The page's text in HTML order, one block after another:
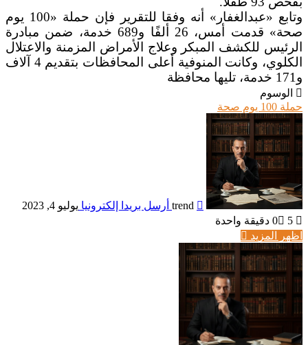
وتابع «عبدالغفار» أنه وفقا للتقرير فإن حملة «100 يوم
صحة» قدمت أمس، 26 ألفًا و689 خدمة، ضمن مبادرة
الرئيس للكشف المبكر وعلاج الأمراض المزمنة والاعتلال
الكلوي، وكانت المنوفية أعلى المحافظات بتقديم 4 آلاف
و171 خدمة، تليها محافظة
الوسوم
حملة 100 يوم صحة
trend أرسل بريدا إلكترونيا يوليو 4, 2023
0
5
دقيقة واحدة
اظهر المزيد